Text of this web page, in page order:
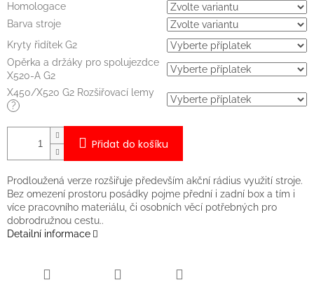
Homologace
Barva stroje
Kryty řidítek G2
Opěrka a držáky pro spolujezdce
X520-A G2
X450/X520 G2 Rozšiřovací lemy
?
Přidat do košíku
Prodloužená verze rozšiřuje především akční rádius využití stroje.
Bez omezení prostoru posádky pojme přední i zadní box a tím i
více pracovního materiálu, či osobních věcí potřebných pro
dobrodružnou cestu..
Detailní informace